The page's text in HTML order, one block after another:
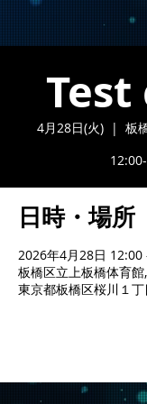
Test
4月28日(火)
  |
板
日時・場所
2026年4月28日 12:00
板橋区立上板橋体育
東京都板橋区桜川１丁